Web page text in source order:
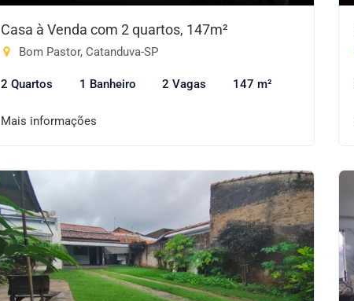
Casa à Venda com 2 quartos, 147m²
Bom Pastor, Catanduva-SP
2 Quartos 1 Banheiro 2 Vagas 147 m²
Mais informações